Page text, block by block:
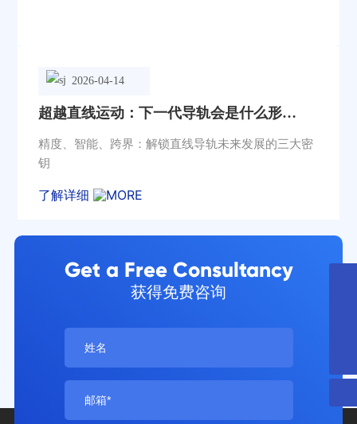
2026-04-14
超越直线运动：下一代导轨会是什么形
精度、智能、跨界：解锁直线导轨未来发展的三大密
钥
了解详细
Get a Free Consultancy
获得免费咨询